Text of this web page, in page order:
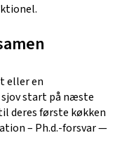
eller en
start på næste
deres første køkken
– Ph.d.-forsvar —